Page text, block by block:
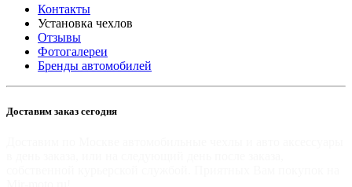
Контакты
Установка чехлов
Отзывы
Фотогалереи
Бренды автомобилей
Доставим заказ сегодня